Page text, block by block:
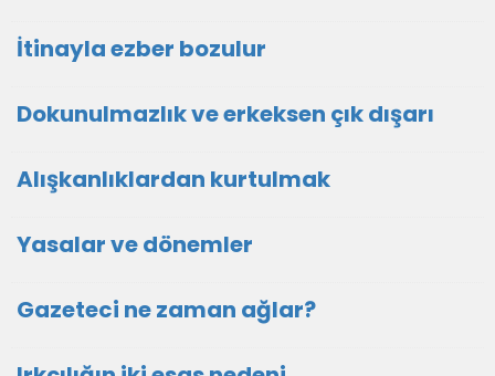
İtinayla ezber bozulur
Dokunulmazlık ve erkeksen çık dışarı
Alışkanlıklardan kurtulmak
Yasalar ve dönemler
Gazeteci ne zaman ağlar?